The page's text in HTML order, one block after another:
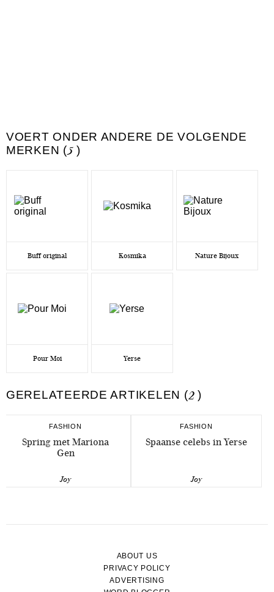
VOERT ONDER ANDERE DE VOLGENDE
MERKEN (5 )
Buff original Kosmika Nature Bijoux
Pour Moi Yerse
GERELATEERDE ARTIKELEN (2 )
FASHION
Spring met Mariona
Gen
Joy
FASHION
Spaanse celebs in Yerse
Joy
ABOUT US
PRIVACY POLICY
ADVERTISING